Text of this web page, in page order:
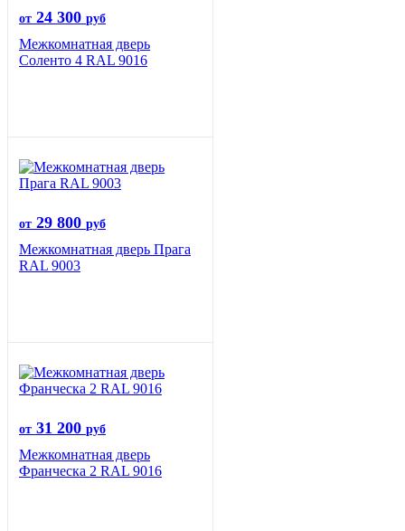
от 24 300 руб
Межкомнатная дверь
Соленто 4 RAL 9016
от 29 800 руб
Межкомнатная дверь Прага
RAL 9003
от 31 200 руб
Межкомнатная дверь
Франческа 2 RAL 9016